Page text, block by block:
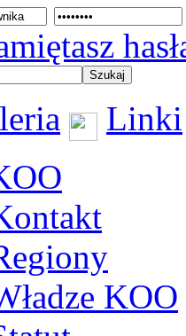
Linki
KOO